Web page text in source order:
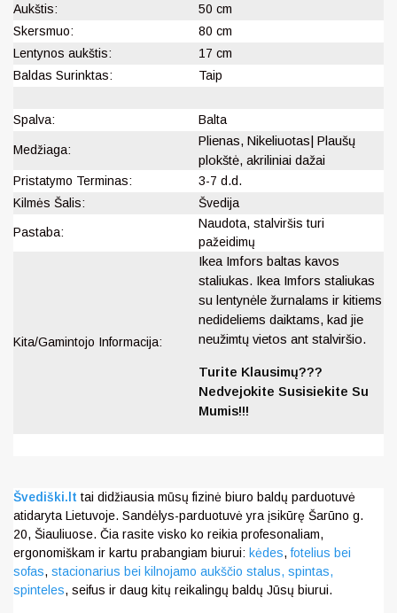
Aukštis:
50 cm
Skersmuo:
80 cm
Lentynos aukštis:
17 cm
Baldas Surinktas:
Taip
Spalva: Balta
Medžiaga:
Plienas, Nikeliuotas| Plaušų
plokštė, akriliniai dažai
Pristatymo Terminas:
3-7 d.d.
Kilmės Šalis:
Švedija
Pastaba:
Naudota, stalviršis turi
pažeidimų
Kita/Gamintojo Informacija:
Ikea Imfors baltas kavos
staliukas. Ikea Imfors staliukas
su lentynėle žurnalams ir kitiems
nedideliems daiktams, kad jie
neužimtų vietos ant stalviršio.
Turite Klausimų???
Nedvejokite Susisiekite Su
Mumis!!!
Švediški.lt tai didžiausia mūsų fizinė biuro baldų parduotuvė
atidaryta Lietuvoje. Sandėlys-parduotuvė yra įsikūrę Šarūno g.
20, Šiauliuose. Čia rasite visko ko reikia profesonaliam,
ergonomiškam ir kartu prabangiam biurui: kėdes,fotelius bei
sofas, stacionarius bei kilnojamo aukščio stalus, spintas,
spinteles, seifus ir daug kitų reikalingų baldų Jūsų biurui.